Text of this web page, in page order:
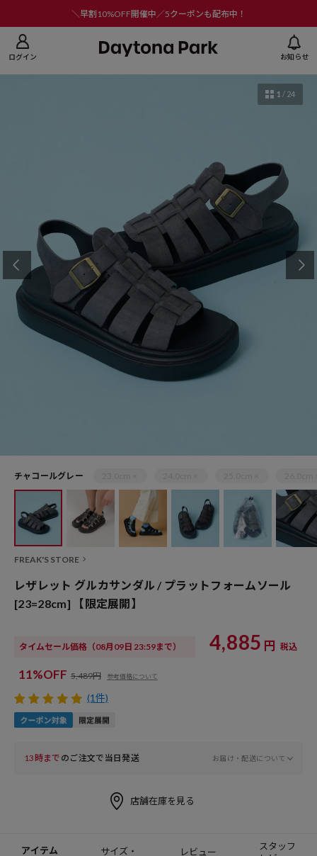
＼早割10%OFF開催中／5クーポンも配布中！
ログイン お知らせ
1 / 24
チャコールグレー
FREAK'S STORE
レザレット グルカサンダル / プラットフォームソール
[23=28cm] 【限定展開】
タイムセール価格 （08月09日 23:59まで） 4,885 円 税込
11%OFF 5,489円 参考価格について
(1件)
13時まで のご注文で当日発送 お届け・配送について
店舗在庫を見る
アイテム
サイズ・
レビュー
スタッフ